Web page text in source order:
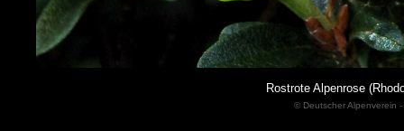
Rostrote Alpenrose
© Deutscher Alpenverein